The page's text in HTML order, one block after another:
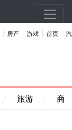
房产 游戏 首页
汽
旅游 商